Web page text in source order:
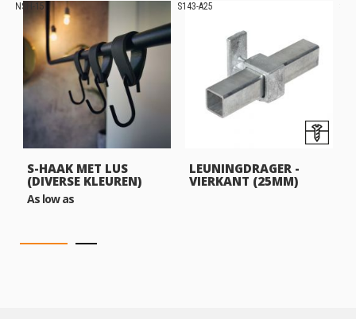
NSH-15
S-HAAK MET LUS
(DIVERSE KLEUREN)
As low as
S143-A25
LEUNINGDRAGER -
VIERKANT (25MM)